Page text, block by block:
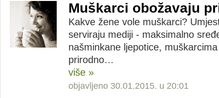
Muškarci obožavaju
Kakve žene vole muškarci?
serviraju mediji - maksimalno
našminkane ljepotice,
prirodno…
više »
objavljeno 30.01.2015. u 20:01